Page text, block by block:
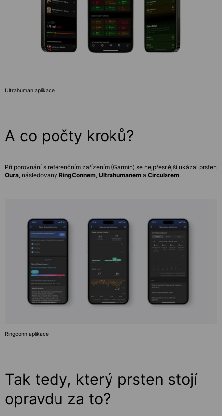
Ultrahuman aplikace
A co počty kroků?
Při porovnání s referenčním zařízením (Garmin) se nejpřesnější ukázal prsten
Oura , následovaný RingConnem Ultrahumanem a Circularem.
Ringconn aplikace
Tak tedy, který prsten stojí
opravdu za to?